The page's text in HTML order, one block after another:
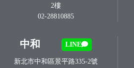
2樓
02-28810885
中和 LINE
新北市中和區景平路335-2號